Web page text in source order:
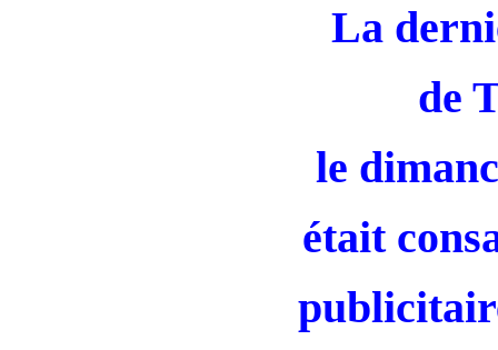
La
de
le
était